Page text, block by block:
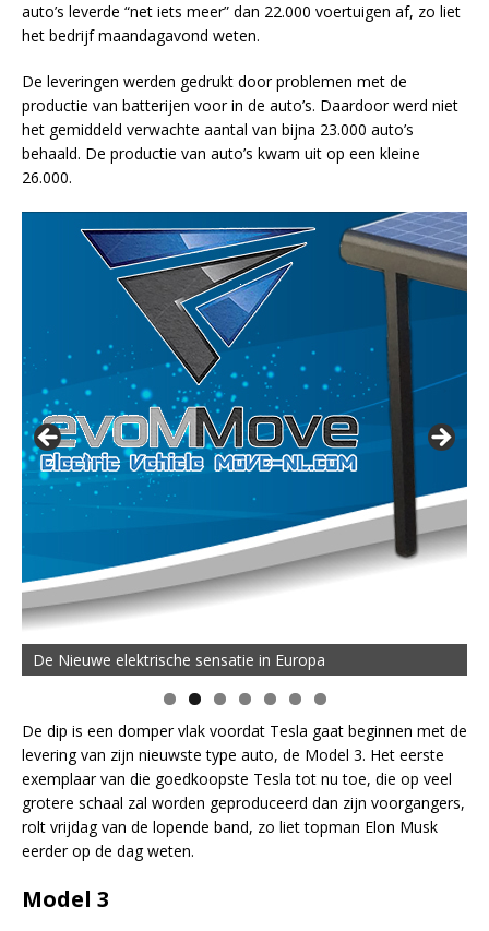
auto’s leverde “net iets meer” dan 22.000 voertuigen af, zo liet
het bedrijf maandagavond weten.
De leveringen werden gedrukt door problemen met de
productie van batterijen voor in de auto’s. Daardoor werd niet
het gemiddeld verwachte aantal van bijna 23.000 auto’s
behaald. De productie van auto’s kwam uit op een kleine
26.000.
De Nieuwe elektrische sensatie in Europa
De dip is een domper vlak voordat Tesla gaat beginnen met de
levering van zijn nieuwste type auto, de Model 3. Het eerste
exemplaar van die goedkoopste Tesla tot nu toe, die op veel
grotere schaal zal worden geproduceerd dan zijn voorgangers,
rolt vrijdag van de lopende band, zo liet topman Elon Musk
eerder op de dag weten.
Model 3